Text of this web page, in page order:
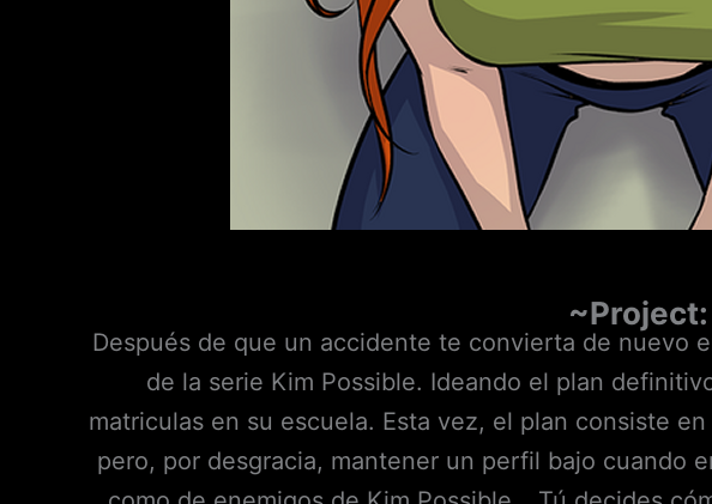
Después de que un accidente te convierta de nuevo
de la serie Kim Possible. Ideando el plan
matriculas en su escuela. Esta vez, el plan consiste
pero, por desgracia, mantener un perfil bajo cuando